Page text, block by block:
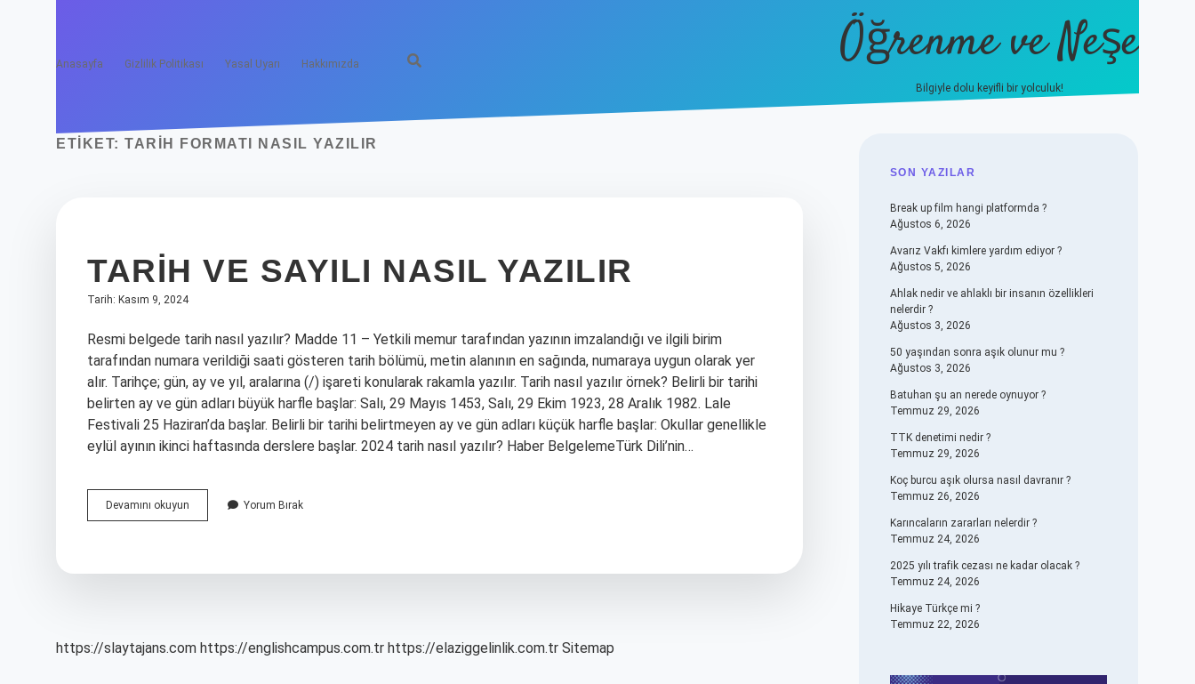
Anasayfa Gizlilik Politikası Yasal Uyarı Hakkımızda Öğrenme ve Neşe
Bilgiyle dolu keyifli bir yolculuk!
ETIKET: TARIH FORMATI NASIL YAZILIR
TARIH VE SAYILI NASIL YAZILIR
Tarih: Kasım 9, 2024
Resmi belgede tarih nasıl yazılır? Madde 11 – Yetkili memur tarafından yazının imzalandığı ve ilgili birim
tarafından numara verildiği saati gösteren tarih bölümü, metin alanının en sağında, numaraya uygun olarak yer
alır. Tarihçe; gün, ay ve yıl, aralarına (/) işareti konularak rakamla yazılır. Tarih nasıl yazılır örnek? Belirli bir tarihi
belirten ay ve gün adları büyük harfle başlar: Salı, 29 Mayıs 1453, Salı, 29 Ekim 1923, 28 Aralık 1982. Lale
Festivali 25 Haziran’da başlar. Belirli bir tarihi belirtmeyen ay ve gün adları küçük harfle başlar: Okullar genellikle
eylül ayının ikinci haftasında derslere başlar. 2024 tarih nasıl yazılır? Haber BelgelemeTürk Dili’nin…
Devamını okuyun
Ve
Yorum Bırak
https://slaytajans.com https://englishcampus.com.tr https://elaziggelinlik.com.tr Sitemap
SIDEBAR
SON YAZILAR
Break up film hangi platformda ?
Ağustos 6, 2026
Avarız Vakfı kimlere yardım ediyor ?
Ağustos 5, 2026
Ahlak nedir ve ahlaklı bir insanın özellikleri
nelerdir ?
Ağustos 3, 2026
50 yaşından sonra aşık olunur mu ?
Ağustos 3, 2026
Batuhan şu an nerede oynuyor ?
Temmuz 29, 2026
TTK denetimi nedir ?
Temmuz 29, 2026
Koç burcu aşık olursa nasıl davranır ?
Temmuz 26, 2026
Karıncaların zararları nelerdir ?
Temmuz 24, 2026
2025 yılı trafik cezası ne kadar olacak ?
Temmuz 24, 2026
Hikaye Türkçe mi ?
Temmuz 22, 2026